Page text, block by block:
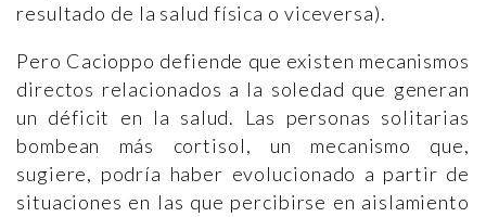
resultado de la salud física o viceversa).
Pero Cacioppo defiende que existen mecanismos
directos relacionados a la soledad que generan
un déficit en la salud. Las personas solitarias
bombean más cortisol, un mecanismo que,
sugiere, podría haber evolucionado a partir de
situaciones en las que percibirse en aislamiento